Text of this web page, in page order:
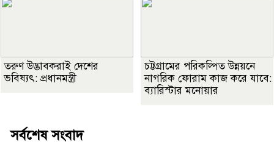
তরুণ উদ্ভাবকরাই দেশের
ভবিষ্যৎ: প্রধানমন্ত্রী
চট্টগ্রামের পরিকল্পিত উন্নয়নে
নাগরিক ফোরাম কাজ করে যাবে:
ব‍্যারিস্টার মনোয়ার
সর্বশেষ সংবাদ